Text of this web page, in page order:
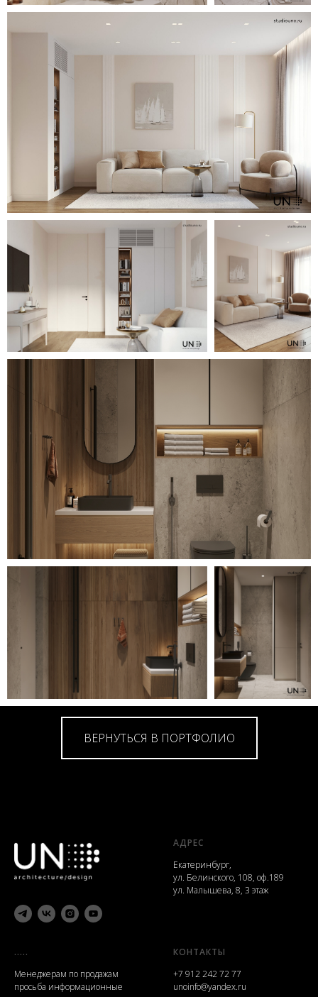
ВЕРНУТЬСЯ В ПОРТФОЛИО
АДРЕС
Екатеринбург,
ул. Белинского, 108, оф.189
ул. Малышева, 8, 3 этаж
.....
Менеджерам по продажам
просьба информационные
КОНТАКТЫ
+7 912 242 72 77
unoinfo@yandex.ru